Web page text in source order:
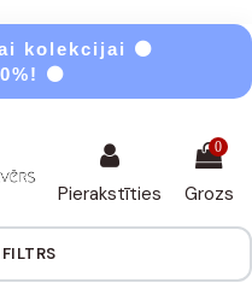
kolekcijai ⚫
⚫
Pierakstīties
0
Grozs